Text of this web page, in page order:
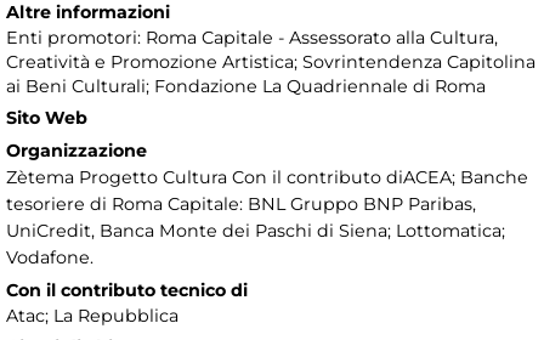
Altre informazioni
Enti promotori: Roma Capitale - Assessorato alla Cultura,
Creatività e Promozione Artistica; Sovrintendenza Capitolina
ai Beni Culturali; Fondazione La Quadriennale di Roma
Sito Web
Organizzazione
Zètema Progetto Cultura Con il contributo diACEA; Banche
tesoriere di Roma Capitale: BNL Gruppo BNP Paribas,
UniCredit, Banca Monte dei Paschi di Siena; Lottomatica;
Vodafone.
Con il contributo tecnico di
Atac; La Repubblica